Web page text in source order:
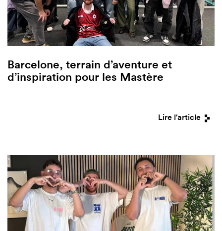
Barcelone, terrain d’aventure et
d’inspiration pour les Mastère
Lire l'article